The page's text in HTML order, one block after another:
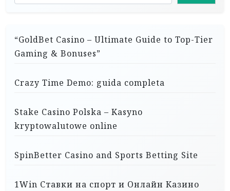
n
“GoldBet Casino – Ultimate Guide to Top-Tier
Gaming & Bonuses”
Crazy Time Demo: guida completa
Stake Casino Polska – Kasyno
kryptowalutowe online
SpinBetter Casino and Sports Betting Site
1Win Ставки на спорт и Онлайн Казино